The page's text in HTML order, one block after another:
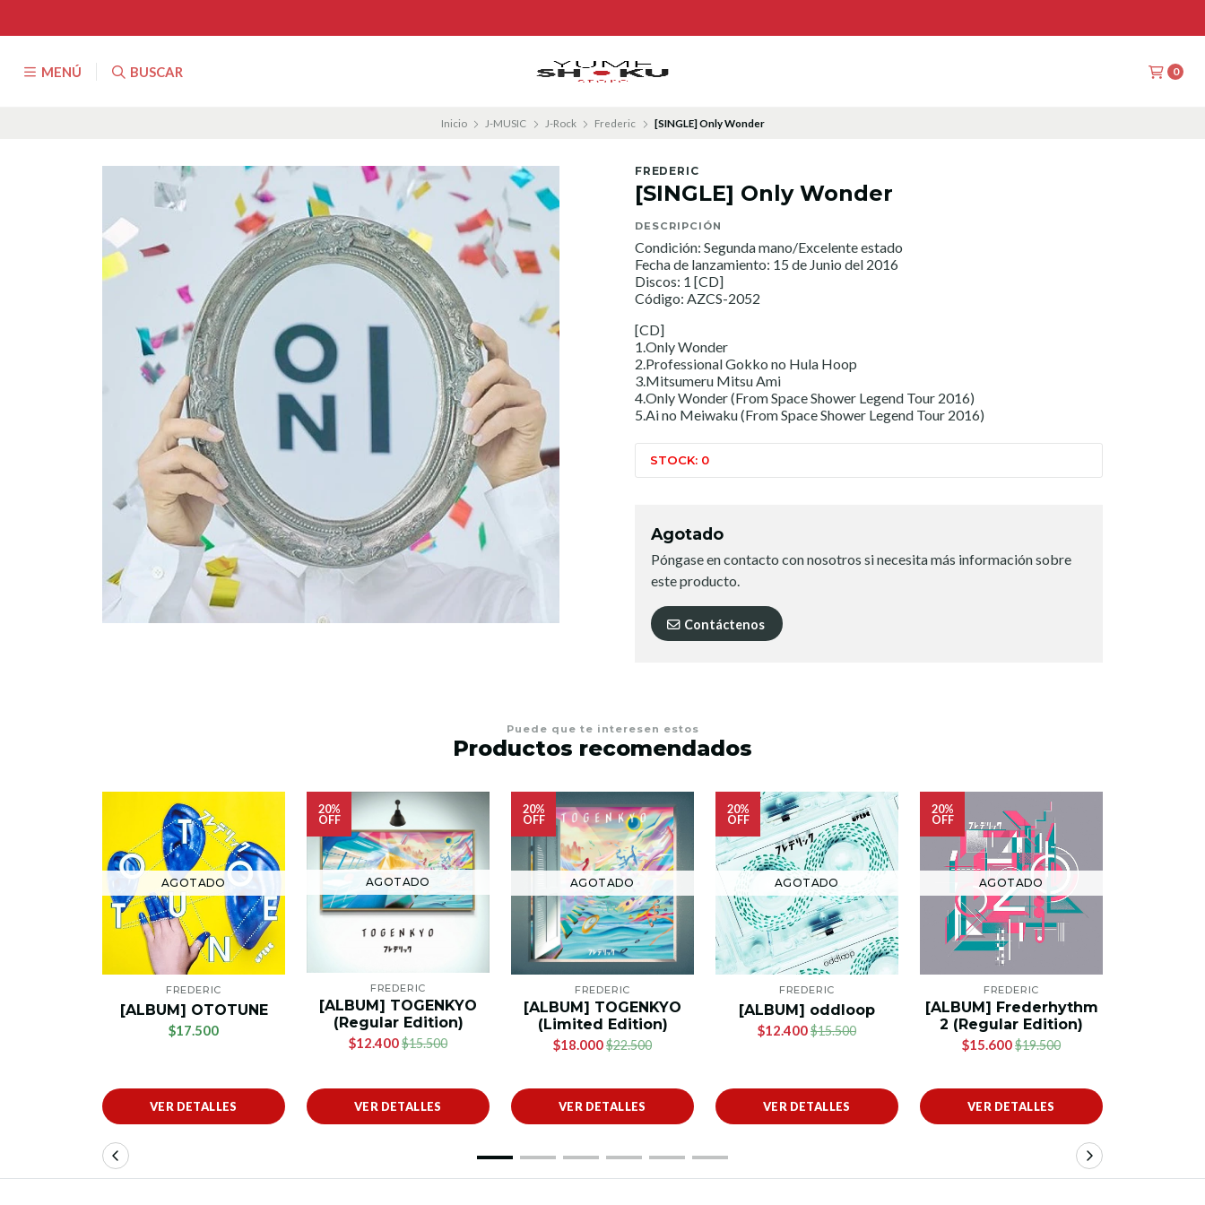
MENÚ BUSCAR 0
Inicio J-MUSIC J-Rock Frederic [SINGLE] Only Wonder
FREDERIC
[SINGLE] Only Wonder
DESCRIPCIÓN
Condición: Segunda mano/Excelente estado
Fecha de lanzamiento: 15 de Junio del 2016
Discos: 1 [CD]
Código: AZCS-2052
[CD]
1.Only Wonder
2.Professional Gokko no Hula Hoop
3.Mitsumeru Mitsu Ami
4.Only Wonder (From Space Shower Legend Tour 2016)
5.Ai no Meiwaku (From Space Shower Legend Tour 2016)
STOCK: 0
Agotado
Póngase en contacto con nosotros si necesita más información sobre
este producto.
Contáctenos
Puede que te interesen estos
Productos recomendados
AGOTADO
FREDERIC
[ALBUM] OTOTUNE
$17.500
VER DETALLES
20%
OFF
AGOTADO
FREDERIC
[ALBUM] TOGENKYO
(Regular Edition)
$12.400$15.500
VER DETALLES
20%
OFF
AGOTADO
FREDERIC
[ALBUM] TOGENKYO
(Limited Edition)
$18.000$22.500
VER DETALLES
20%
OFF
AGOTADO
FREDERIC
[ALBUM] oddloop
$12.400$15.500
VER DETALLES
20%
OFF
AGOTADO
FREDERIC
[ALBUM] Frederhythm
2 (Regular Edition)
$15.600$19.500
VER DETALLES